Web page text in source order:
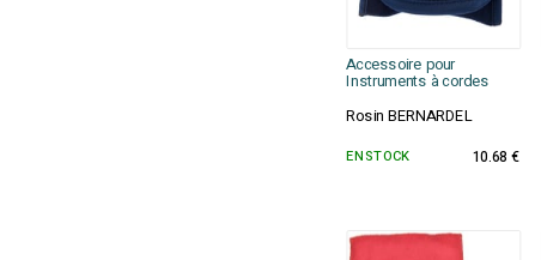
Accessoire pour
Instruments à cordes
Rosin BERNARDEL
EN STOCK 10.68 €